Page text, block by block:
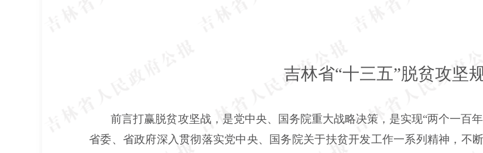
吉林省“十三五”脱贫攻坚
前言打赢脱贫攻坚战，是党中央、国务院重大战略决策，是实现“两个一百
省委、省政府深入贯彻落实党中央、国务院关于扶贫开发工作一系列精神，不